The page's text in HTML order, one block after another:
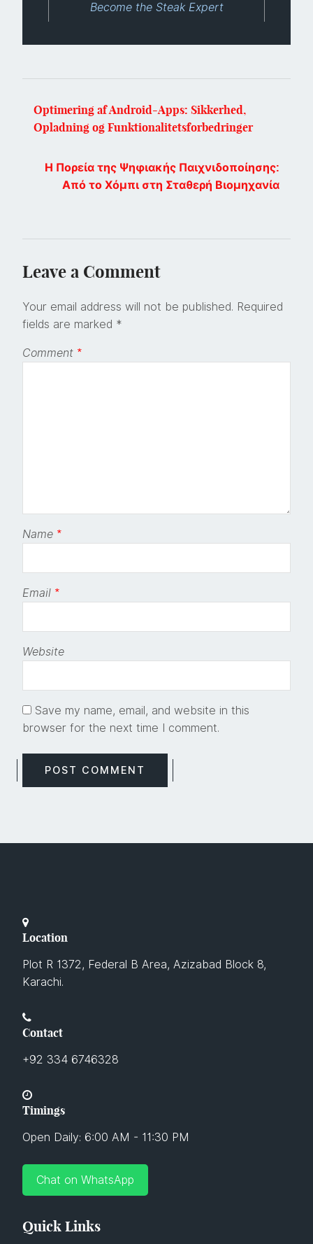
Become the Steak Expert
Optimering af Android-Apps: Sikkerhed,
Opladning og Funktionalitetsforbedringer
Η Πορεία της Ψηφιακής Παιχνιδοποίησης:
Από το Χόμπι στη Σταθερή Βιομηχανία
Leave a Comment
Your email address will not be published. Required
fields are marked *
Comment *
Name *
Email *
Website
Save my name, email, and website in this
browser for the next time I comment.
Location
Plot R 1372, Federal B Area, Azizabad Block 8,
Karachi.
Contact
+92 334 6746328
Timings
Open Daily: 6:00 AM - 11:30 PM
Chat on WhatsApp
Quick Links